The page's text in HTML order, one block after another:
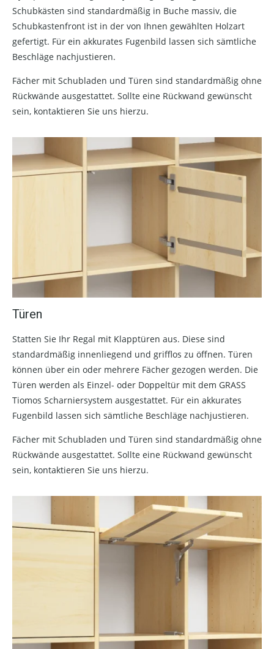
Schubkästen sind standardmäßig in Buche massiv, die
Schubkastenfront ist in der von Ihnen gewählten Holzart
gefertigt. Für ein akkurates Fugenbild lassen sich sämtliche
Beschläge nachjustieren.
Fächer mit Schubladen und Türen sind standardmäßig ohne
Rückwände ausgestattet. Sollte eine Rückwand gewünscht
sein, kontaktieren Sie uns hierzu.
Türen
Statten Sie Ihr Regal mit Klapptüren aus. Diese sind
standardmäßig innenliegend und grifflos zu öffnen. Türen
können über ein oder mehrere Fächer gezogen werden. Die
Türen werden als Einzel- oder Doppeltür mit dem GRASS
Tiomos Scharniersystem ausgestattet. Für ein akkurates
Fugenbild lassen sich sämtliche Beschläge nachjustieren.
Fächer mit Schubladen und Türen sind standardmäßig ohne
Rückwände ausgestattet. Sollte eine Rückwand gewünscht
sein, kontaktieren Sie uns hierzu.